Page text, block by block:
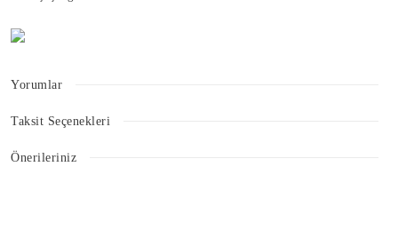
Yorumlar
Taksit Seçenekleri
Önerileriniz